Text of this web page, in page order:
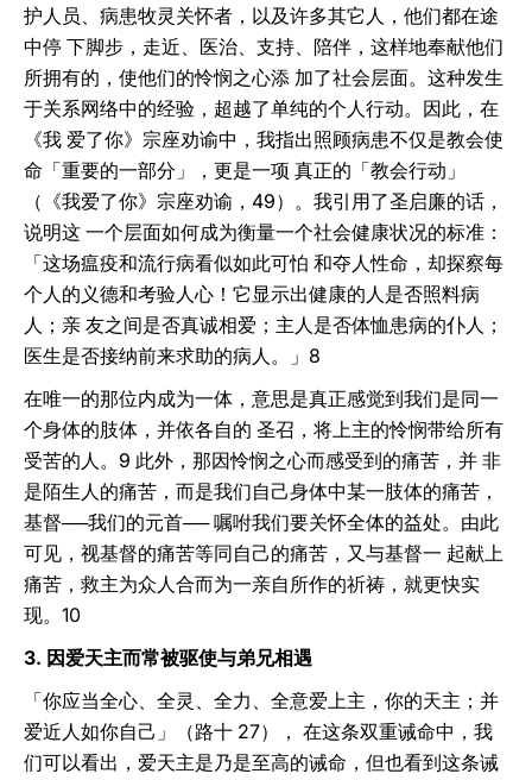
护人员、病患牧灵关怀者，以及许多其它人，他们都在途
中停 下脚步，走近、医治、支持、陪伴，这样地奉献他们
所拥有的，使他们的怜悯之心添 加了社会层面。这种发生
于关系网络中的经验，超越了单纯的个人行动。因此，在
《我 爱了你》宗座劝谕中，我指出照顾病患不仅是教会使
命「重要的一部分」，更是一项 真正的「教会行动」
（《我爱了你》宗座劝谕，49）。我引用了圣启廉的话，
说明这 一个层面如何成为衡量一个社会健康状况的标准：
「这场瘟疫和流行病看似如此可怕 和夺人性命，却探察每
个人的义德和考验人心！它显示出健康的人是否照料病
人；亲 友之间是否真诚相爱；主人是否体恤患病的仆人；
医生是否接纳前来求助的病人。」8
在唯一的那位内成为一体，意思是真正感觉到我们是同一
个身体的肢体，并依各自的 圣召，将上主的怜悯带给所有
受苦的人。9 此外，那因怜悯之心而感受到的痛苦，并 非
是陌生人的痛苦，而是我们自己身体中某一肢体的痛苦，
基督──我们的元首── 嘱咐我们要关怀全体的益处。由此
可见，视基督的痛苦等同自己的痛苦，又与基督一 起献上
痛苦，救主为众人合而为一亲自所作的祈祷，就更快实
现。10
3. 因爱天主而常被驱使与弟兄相遇
「你应当全心、全灵、全力、全意爱上主，你的天主；并
爱近人如你自己」（路十 27）， 在这条双重诫命中，我
们可以看出，爱天主是乃是至高的诫命，但也看到这条诫